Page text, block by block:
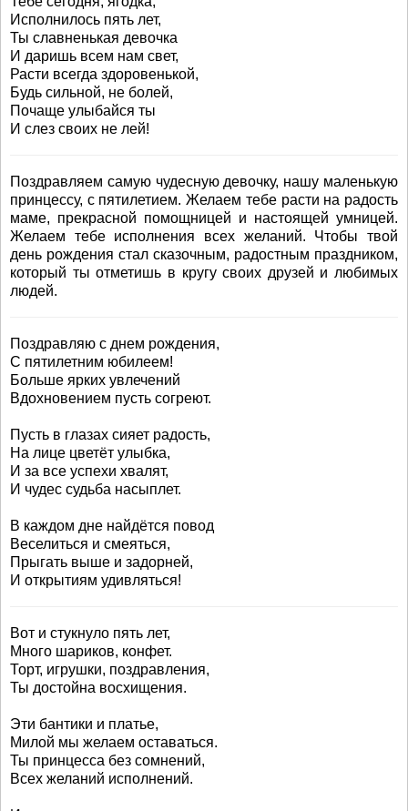
Исполнилось пять лет,
Ты славненькая девочка
И даришь всем нам свет,
Расти всегда здоровенькой,
Будь сильной, не болей,
Почаще улыбайся ты
И слез своих не лей!
Поздравляем самую чудесную девочку, нашу маленькую
принцессу, с пятилетием. Желаем тебе расти на радость
маме, прекрасной помощницей и настоящей умницей.
Желаем тебе исполнения всех желаний. Чтобы твой
день рождения стал сказочным, радостным праздником,
который ты отметишь в кругу своих друзей и любимых
людей.
Поздравляю с днем рождения,
С пятилетним юбилеем!
Больше ярких увлечений
Вдохновением пусть согреют.
Пусть в глазах сияет радость,
На лице цветёт улыбка,
И за все успехи хвалят,
И чудес судьба насыплет.
В каждом дне найдётся повод
Веселиться и смеяться,
Прыгать выше и задорней,
И открытиям удивляться!
Вот и стукнуло пять лет,
Много шариков, конфет.
Торт, игрушки, поздравления,
Ты достойна восхищения.
Эти бантики и платье,
Милой мы желаем оставаться.
Ты принцесса без сомнений,
Всех желаний исполнений.